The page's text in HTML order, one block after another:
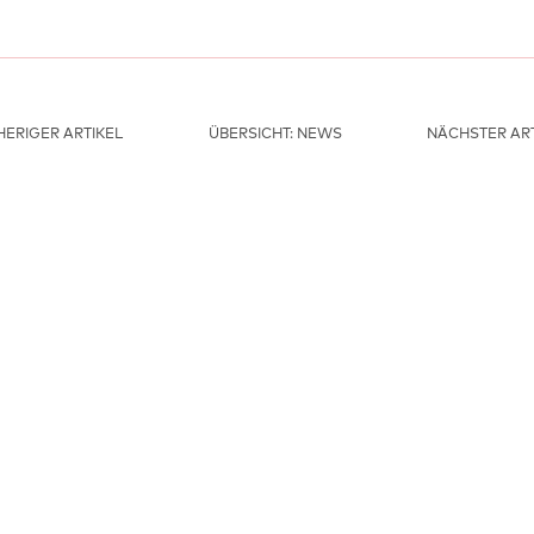
ARTIKEL ÜBERSICHT: NEWS NÄCHSTER